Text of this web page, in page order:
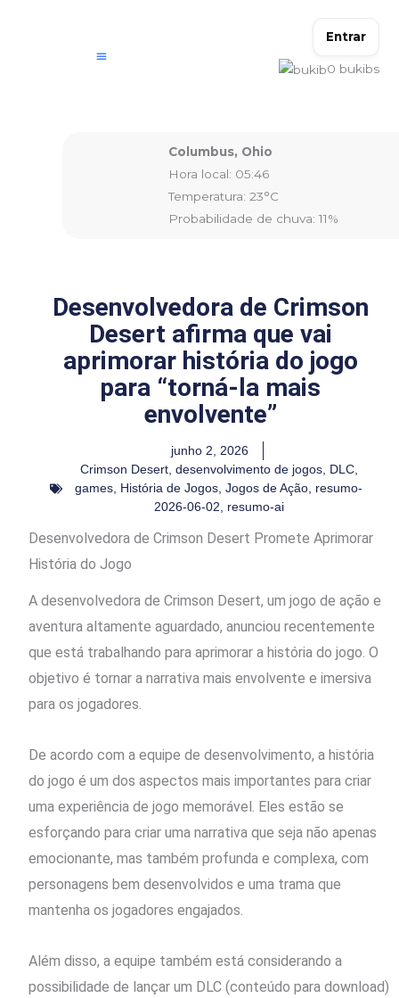
Entrar
0 bukibs
Columbus, Ohio
Hora local: 05:46
Temperatura: 23°C
Probabilidade de chuva: 11%
Desenvolvedora de Crimson
Desert afirma que vai
aprimorar história do jogo
para “torná-la mais
envolvente”
junho 2, 2026
Crimson Desert, desenvolvimento de jogos, DLC,
games, História de Jogos, Jogos de Ação, resumo-
2026-06-02, resumo-ai
Desenvolvedora de Crimson Desert Promete Aprimorar
História do Jogo
A desenvolvedora de Crimson Desert, um jogo de ação e
aventura altamente aguardado, anunciou recentemente
que está trabalhando para aprimorar a história do jogo. O
objetivo é tornar a narrativa mais envolvente e imersiva
para os jogadores.
De acordo com a equipe de desenvolvimento, a história
do jogo é um dos aspectos mais importantes para criar
uma experiência de jogo memorável. Eles estão se
esforçando para criar uma narrativa que seja não apenas
emocionante, mas também profunda e complexa, com
personagens bem desenvolvidos e uma trama que
mantenha os jogadores engajados.
Além disso, a equipe também está considerando a
possibilidade de lançar um DLC (conteúdo para download)